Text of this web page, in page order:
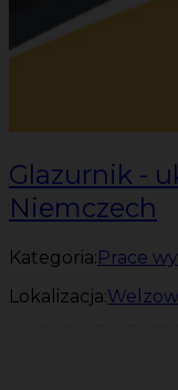
Glazurnik -
Niemczech
Kategoria:Prace
Lokalizacja:Welzow